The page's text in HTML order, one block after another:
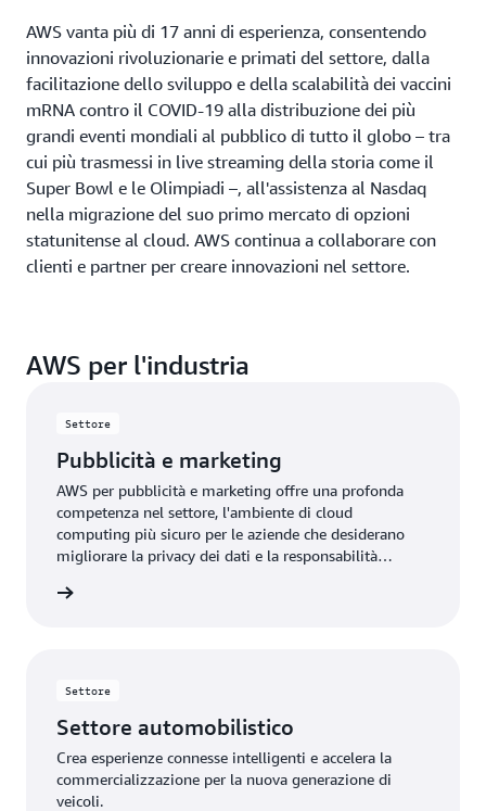
AWS vanta più di 17 anni di esperienza, consentendo
innovazioni rivoluzionarie e primati del settore, dalla
facilitazione dello sviluppo e della scalabilità dei vaccini
mRNA contro il COVID-19 alla distribuzione dei più
grandi eventi mondiali al pubblico di tutto il globo – tra
cui più trasmessi in live streaming della storia come il
Super Bowl e le Olimpiadi –, all'assistenza al Nasdaq
nella migrazione del suo primo mercato di opzioni
statunitense al cloud. AWS continua a collaborare con
clienti e partner per creare innovazioni nel settore.
AWS per l'industria
Settore
Pubblicità e marketing
AWS per pubblicità e marketing offre una profonda
competenza nel settore, l'ambiente di cloud
computing più sicuro per le aziende che desiderano
migliorare la privacy dei dati e la responsabilità
flessibilità con offerte appositamente progettate per
Settore
Settore automobilistico
Crea esperienze connesse intelligenti e accelera la
commercializzazione per la nuova generazione di
veicoli.